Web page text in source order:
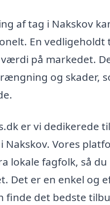
af tag i Nakskov
En
på markedet.
og skader,
er vi dedikerede
Vores
lokale fagfolk, så
Det er en enkel og
finde det bedste